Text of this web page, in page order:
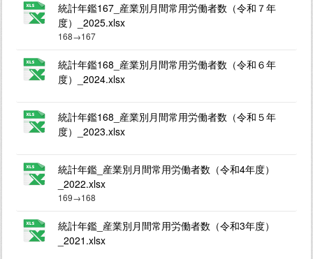
統計年鑑167_産業別月間常用労働者数（令和７年
度）_2025.xlsx
168→167
統計年鑑168_産業別月間常用労働者数（令和６年
度）_2024.xlsx
統計年鑑168_産業別月間常用労働者数（令和５年
度）_2023.xlsx
統計年鑑_産業別月間常用労働者数（令和4年度）
_2022.xlsx
169→168
統計年鑑_産業別月間常用労働者数（令和3年度）
_2021.xlsx